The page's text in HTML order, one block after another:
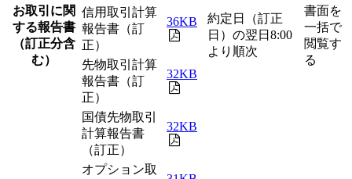
お取引に関
する報告書
（訂正分含
む）
約定日（訂正
日）の翌日8:00
より順次
書面を
一括で
閲覧す
る
信用取引計算
報告書（訂
正）
36KB
先物取引計算
報告書（訂
正）
32KB
国債先物取引
計算報告書
（訂正）
32KB
オプション取